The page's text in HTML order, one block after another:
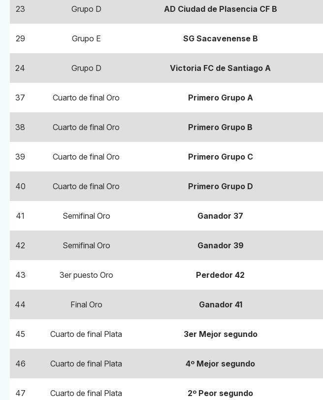
23 Grupo D AD Ciudad de Plasencia CF B
29 Grupo E SG Sacavenense B
24 Grupo D Victoria FC de Santiago A
37 Cuarto de final Oro Primero Grupo A
38 Cuarto de final Oro Primero Grupo B
39 Cuarto de final Oro Primero Grupo C
40 Cuarto de final Oro Primero Grupo D
41 Semifinal Oro Ganador 37
42 Semifinal Oro Ganador 39
43 3er puesto Oro Perdedor 42
44 Final Oro Ganador 41
45 Cuarto de final Plata 3er Mejor segundo
46 Cuarto de final Plata 4º Mejor segundo
47 Cuarto de final Plata 2º Peor segundo